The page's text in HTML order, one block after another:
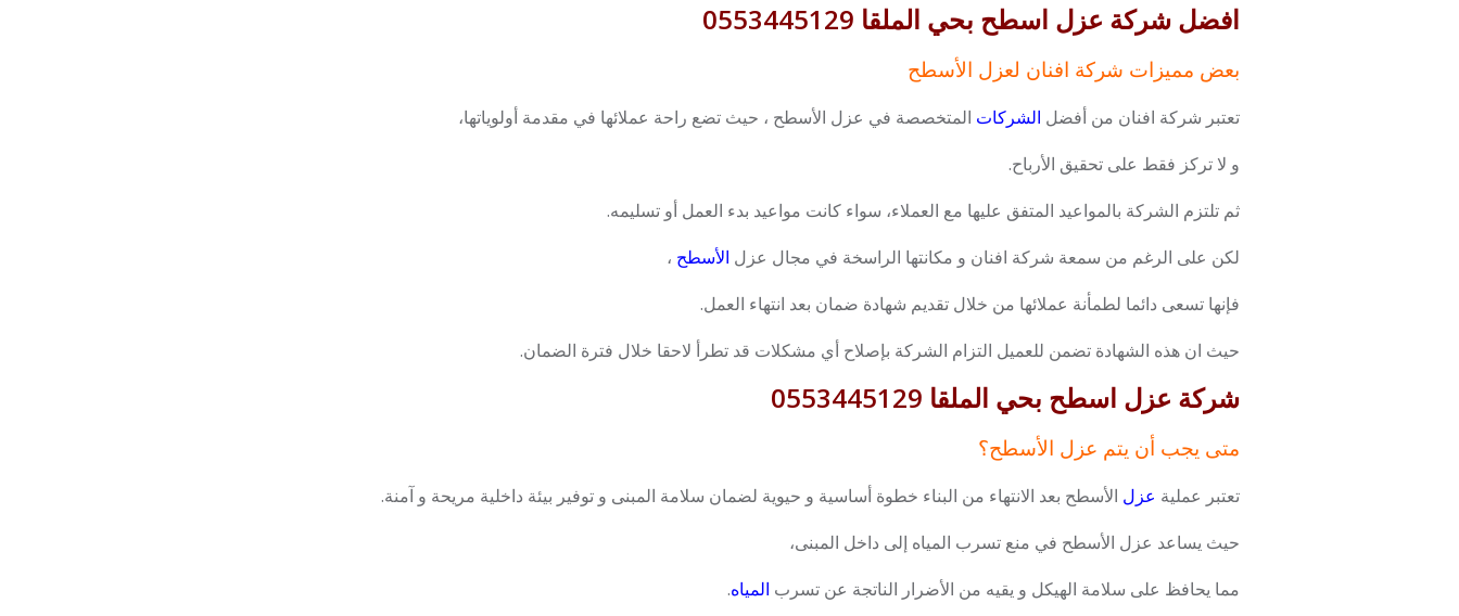
افضل شركة عزل اسطح بحي الملقا 0553445129
بعض مميزات شركة افنان لعزل الأسطح
تعتبر شركة افنان من أفضل الشركات المتخصصة في عزل الأسطح ، حيث تضع راحة عملائها في مقدمة أولوياتها،
و لا تركز فقط على تحقيق الأرباح.
ثم تلتزم الشركة بالمواعيد المتفق عليها مع العملاء، سواء كانت مواعيد بدء العمل أو تسليمه.
لكن على الرغم من سمعة شركة افنان و مكانتها الراسخة في مجال عزل الأسطح ،
فإنها تسعى دائما لطمأنة عملائها من خلال تقديم شهادة ضمان بعد انتهاء العمل.
حيث ان هذه الشهادة تضمن للعميل التزام الشركة بإصلاح أي مشكلات قد تطرأ لاحقا خلال فترة الضمان.
شركة عزل اسطح بحي الملقا 0553445129
متى يجب أن يتم عزل الأسطح؟
تعتبر عملية عزل الأسطح بعد الانتهاء من البناء خطوة أساسية و حيوية لضمان سلامة المبنى و توفير بيئة داخلية مريحة و آمنة.
حيث يساعد عزل الأسطح في منع تسرب المياه إلى داخل المبنى،
مما يحافظ على سلامة الهيكل و يقيه من الأضرار الناتجة عن تسرب المياه.